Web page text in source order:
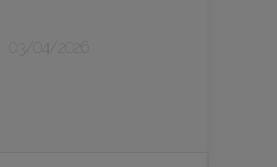
03/04/2026